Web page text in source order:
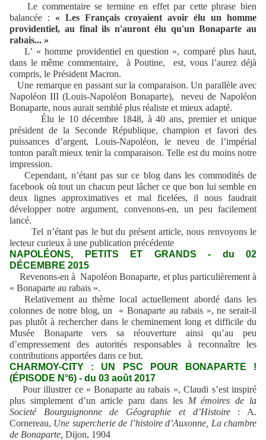
Le commentaire se termine en effet par cette phrase bien
balancée : « Les Français croyaient avoir élu un homme
providentiel, au final ils n'auront élu qu'un Bonaparte au
rabais... »
L’ « homme providentiel en question », comparé plus haut,
dans le même commentaire, à Poutine, est, vous l’aurez déjà
compris, le Président Macron.
Une remarque en passant sur la comparaison. Un parallèle avec
Napoléon III (Louis-Napoléon Bonaparte), neveu de Napoléon
Bonaparte, nous aurait semblé plus réaliste et mieux adapté.
Élu le 10 décembre 1848, à 40 ans, premier et unique
président de la Seconde République, champion et favori des
puissances d’argent, Louis-Napoléon, le neveu de l’impérial
tonton paraît mieux tenir la comparaison. Telle est du moins notre
impression.
Cependant, n’étant pas sur ce blog dans les commodités de
facebook où tout un chacun peut lâcher ce que bon lui semble en
deux lignes approximatives et mal ficelées, il nous faudrait
développer notre argument, convenons-en, un peu facilement
lancé.
Tel n’étant pas le but du présent article, nous renvoyons le
lecteur curieux à une publication précédente
NAPOLÉONS, PETITS ET GRANDS - du 02
DÉCEMBRE 2015
Revenons-en à Napoléon Bonaparte, et plus particulièrement à
« Bonaparte au rabais ».
Relativement au thème local actuellement abordé dans les
colonnes de notre blog, un « Bonaparte au rabais », ne serait-il
pas plutôt à rechercher dans le cheminement long et difficile du
Musée Bonaparte vers sa réouverture ainsi qu’au peu
d’empressement des autorités responsables à reconnaître les
contributions apportées dans ce but.
CHARMOY-CITY : UN PSC POUR BONAPARTE !
(ÉPISODE N°6) - du 03 août 2017
Pour illustrer ce « Bonaparte au rabais », Claudi s’est inspiré
plus simplement d’un article paru dans les M émoires de la
Societé Bourguignonne de Géographie et d’Histoire: A.
Cornereau, Une supercherie de l’histoire d’Auxonne, La chambre
de Bonaparte, Dijon, 1904